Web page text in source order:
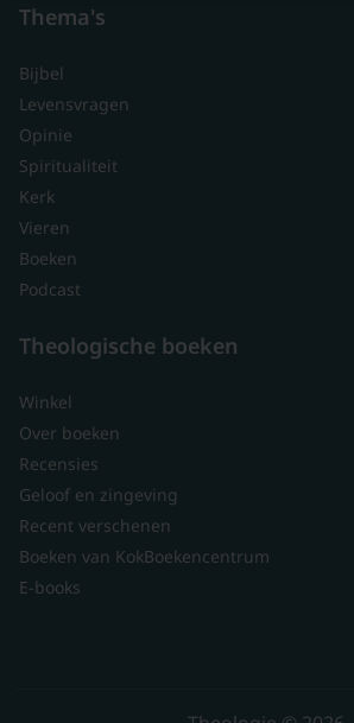
Thema's
Bijbel
Levensvragen
Opinie
Spiritualiteit
Kerk
Vieren
Boeken
Podcast
Theologische boeken
Winkel
Over boeken
Recensies
Geloof en zingeving
Recent verschenen
Boeken van KokBoekencentrum
E-books